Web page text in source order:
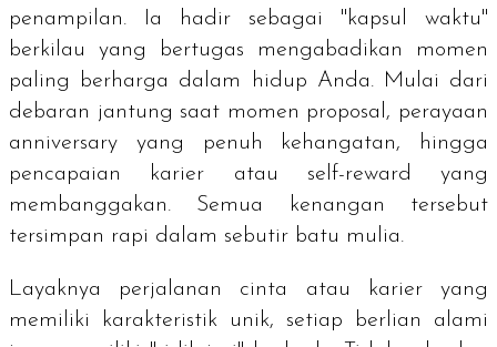
penampilan. Ia hadir sebagai "kapsul waktu"
berkilau yang bertugas mengabadikan momen
paling berharga dalam hidup Anda. Mulai dari
debaran jantung saat momen proposal , perayaan
anniversary yang penuh kehangatan, hingga
pencapaian karier atau self-reward
yang
membanggakan. Semua kenangan tersebut
tersimpan rapi dalam sebutir batu mulia.
Layaknya perjalanan cinta atau karier yang
memiliki karakteristik unik, setiap berlian alami